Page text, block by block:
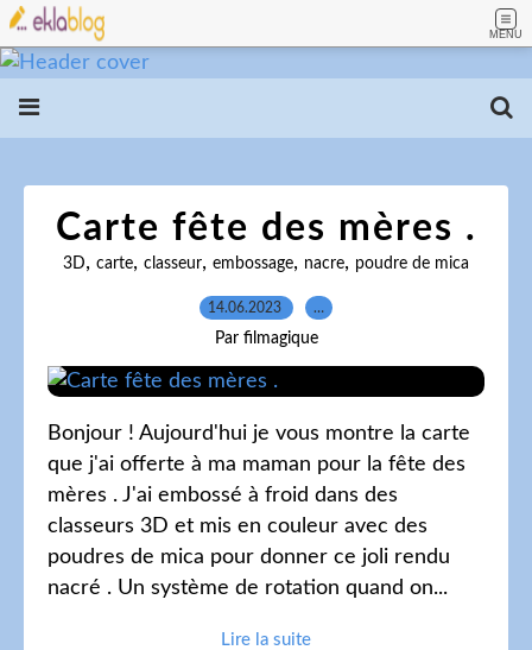
MENU
Carte fête des mères .
3D, carte, classeur, embossage, nacre, poudre de mica
14.06.2023 …
Par filmagique
Bonjour ! Aujourd'hui je vous montre la carte
que j'ai offerte à ma maman pour la fête des
mères . J'ai embossé à froid dans des
classeurs 3D et mis en couleur avec des
poudres de mica pour donner ce joli rendu
nacré . Un système de rotation quand on...
Lire la suite